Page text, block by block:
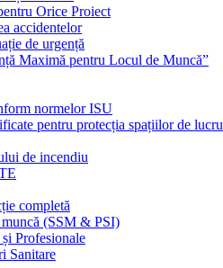
Orice Proiect
accidentelor
de urgență
Maximă pentru Locul de Muncă”
normelor ISU
pentru protecția spațiilor de lucru
de incendiu
completă
muncă (SSM & PSI)
Profesionale
Sanitare